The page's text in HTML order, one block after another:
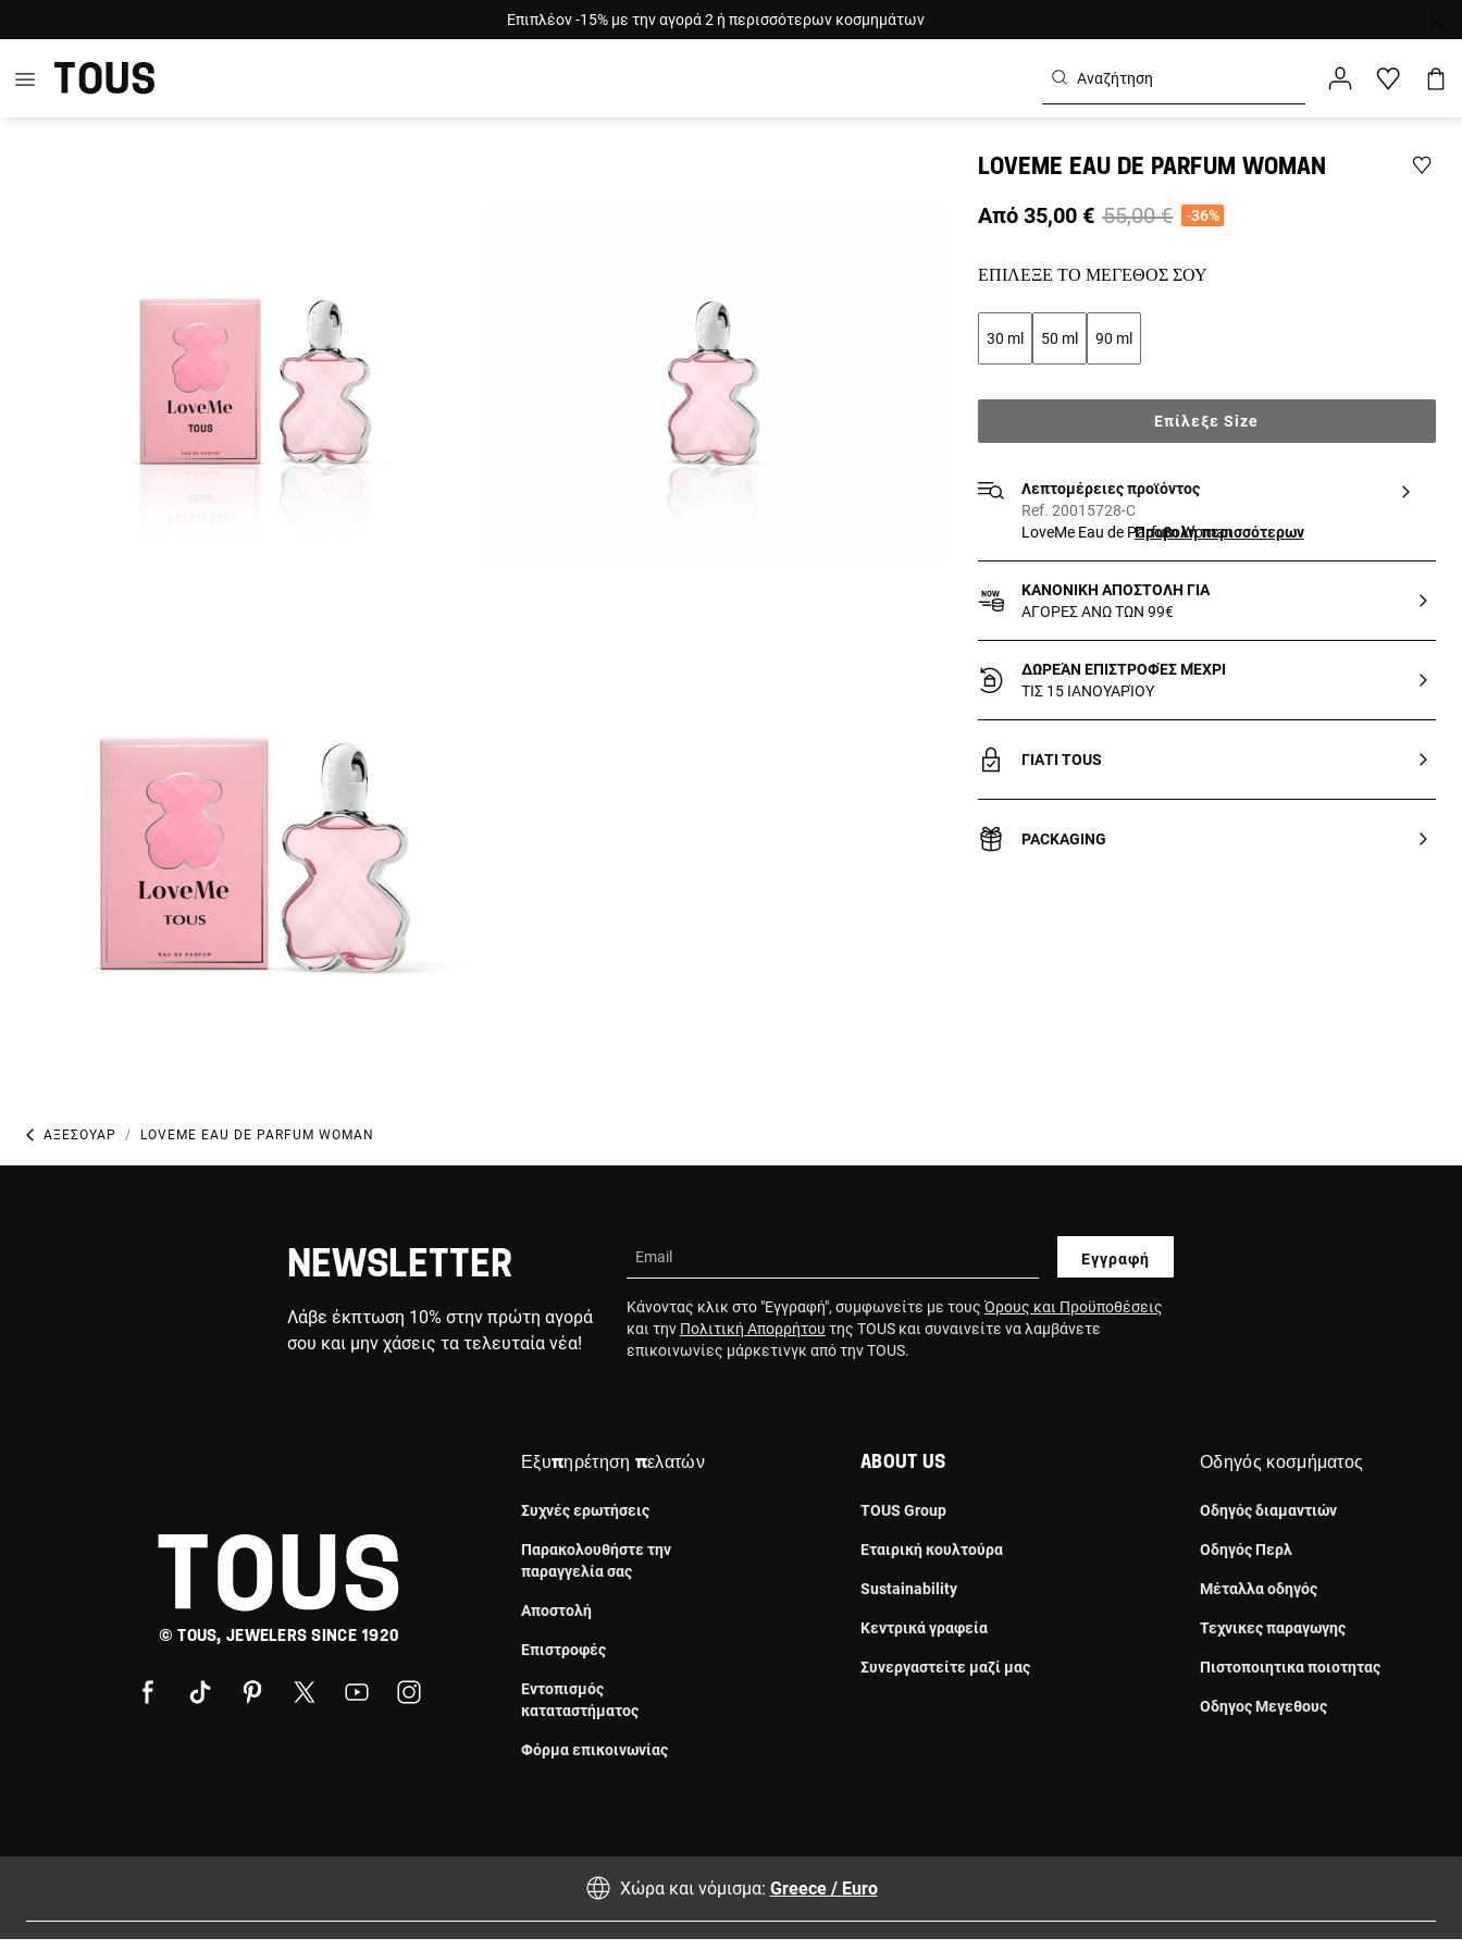
Επιπλέον -15% με την αγορά 2 ή περισσότερων κοσμημάτων
LOVEME EAU DE PARFUM WOMAN
Από 35,00 € Price reduced from
55,00 €to-36%
ΕΠΊΛΕΞΕ ΤΟ ΜΈΓΕΘΌΣ ΣΟΥ
30 ml 50 ml 90 ml
Επίλεξε Size
Λεπτομέρειες προϊόντος
Ref. 20015728-C
LoveMe Eau de Parfum Woman
Προβολή περισσότερων
ΚΑΝΟΝΙΚΗ ΑΠΟΣΤΟΛΗ ΓΙΑ
ΑΓΟΡΕΣ ΑΝΩ ΤΩΝ 99€
ΔΩΡΕΆΝ ΕΠΙΣΤΡΟΦΈΣ ΜΈΧΡΙ
ΤΙΣ 15 ΙΑΝΟΥΑΡΊΟΥ
ΓΙΑΤΙ TOUS
PACKAGING
ΑΞΕΣΟΥΆΡ LOVEME EAU DE PARFUM WOMAN
NEWSLETTER
Λάβε έκπτωση 10% στην πρώτη αγορά
σου και μην χάσεις τα τελευταία νέα!
Email Εγγραφή
Κάνοντας κλικ στο "Εγγραφή", συμφωνείτε με τους Όρους και Προϋποθέσεις
και την Πολιτική Απορρήτου της TOUS και συναινείτε να λαμβάνετε
επικοινωνίες μάρκετινγκ από την TOUS.
© TOUS, JEWELERS SINCE 1920
Εξυπηρέτηση πελατών
Συχνές ερωτήσεις
Παρακολουθήστε την
παραγγελία σας
Αποστολή
Επιστροφές
Εντοπισμός
καταταστήματος
Φόρμα επικοινωνίας
About us
TOUS Group
Εταιρική κουλτούρα
Sustainability
Κεντρικά γραφεία
Συνεργαστείτε μαζί μας
Οδηγός κοσμήματος
Οδηγός διαμαντιών
Οδηγός Περλ
Μέταλλα οδηγός
Τεχνικες παραγωγης
Πιστοποιητικα ποιοτητας
Οδηγος Μεγεθους
Χώρα και νόμισμα: Greece / Euro